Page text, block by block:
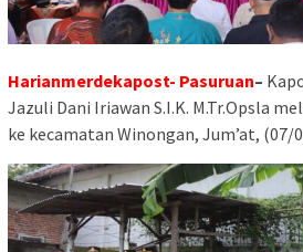
Harianmerdekapost- Pasuruan–
Jazuli Dani Iriawan S.I.K. M.Tr.Opsla
ke kecamatan Winongan, Jum’at, (07/